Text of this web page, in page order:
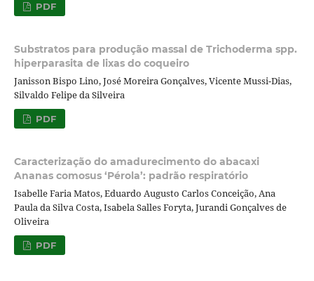
PDF
Substratos para produção massal de Trichoderma spp.
hiperparasita de lixas do coqueiro
Janisson Bispo Lino, José Moreira Gonçalves, Vicente Mussi-Dias,
Silvaldo Felipe da Silveira
PDF
Caracterização do amadurecimento do abacaxi
Ananas comosus ‘Pérola’: padrão respiratório
Isabelle Faria Matos, Eduardo Augusto Carlos Conceição, Ana
Paula da Silva Costa, Isabela Salles Foryta, Jurandi Gonçalves de
Oliveira
PDF